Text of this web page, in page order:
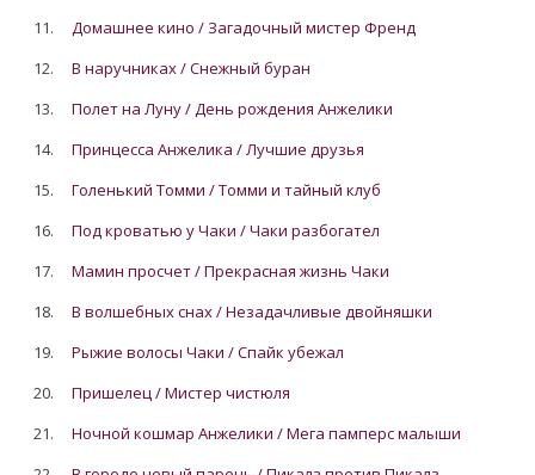
11.
Домашнее кино / Загадочный мистер Френд
12.
В наручниках / Снежный буран
13.
Полет на Луну / День рождения Анжелики
14.
Принцесса Анжелика / Лучшие друзья
15.
Голенький Томми / Томми и тайный клуб
16.
Под кроватью у Чаки / Чаки разбогател
17.
Мамин просчет / Прекрасная жизнь Чаки
18.
В волшебных снах / Незадачливые двойняшки
19.
Рыжие волосы Чаки / Спайк убежал
20.
Пришелец / Мистер чистюля
21.
Ночной кошмар Анжелики / Мега памперс малыши